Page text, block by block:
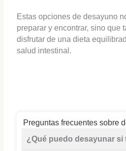
Estas opciones de desayuno
preparar y encontrar, sino que
disfrutar de una dieta
salud intestinal.
Preguntas frecuentes sobre
¿Qué puedo desayunar si